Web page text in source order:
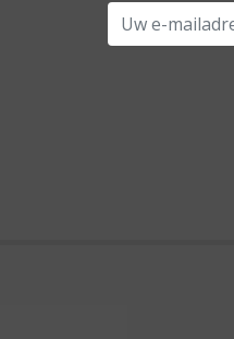
Uw e-mailadres